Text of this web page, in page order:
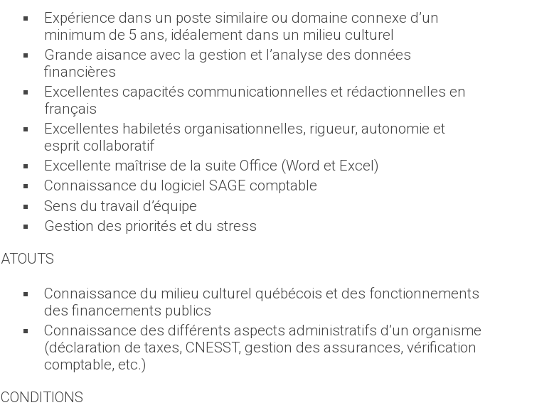
Expérience dans un poste similaire ou domaine connexe d’un
minimum de 5 ans, idéalement dans un milieu culturel
Grande aisance avec la gestion et l’analyse des données
financières
Excellentes capacités communicationnelles et rédactionnelles en
français
Excellentes habiletés organisationnelles, rigueur, autonomie et
esprit collaboratif
Excellente maîtrise de la suite Office (Word et Excel)
Connaissance du logiciel SAGE comptable
Sens du travail d’équipe
Gestion des priorités et du stress
ATOUTS
Connaissance du milieu culturel québécois et des fonctionnements
des financements publics
Connaissance des différents aspects administratifs d’un organisme
(déclaration de taxes, CNESST, gestion des assurances, vérification
comptable, etc.)
CONDITIONS